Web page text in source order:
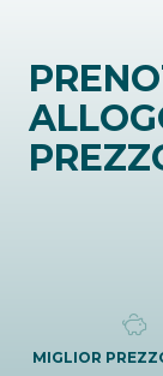
MIGLIOR